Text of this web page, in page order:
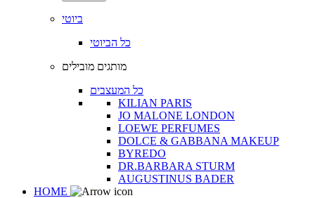
ביוטי
כל הביוטי
מותגים מובילים
כל המעצבים
KILIAN PARIS
JO MALONE LONDON
LOEWE PERFUMES
DOLCE & GABBANA MAKEUP
BYREDO
DR.BARBARA STURM
AUGUSTINUS BADER
HOME